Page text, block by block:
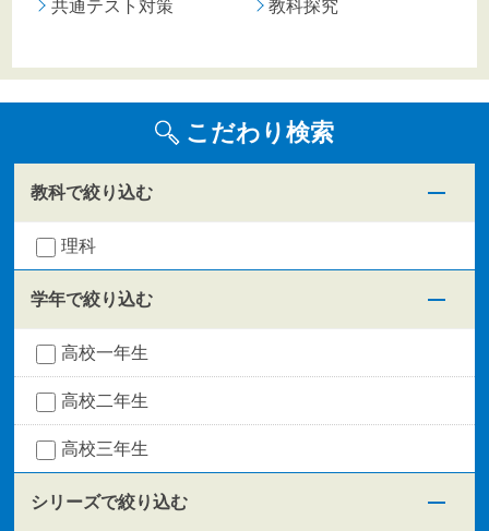
共通テスト対策
教科探究
こだわり検索
教科で絞り込む
理科
学年で絞り込む
高校一年生
高校二年生
高校三年生
シリーズで絞り込む